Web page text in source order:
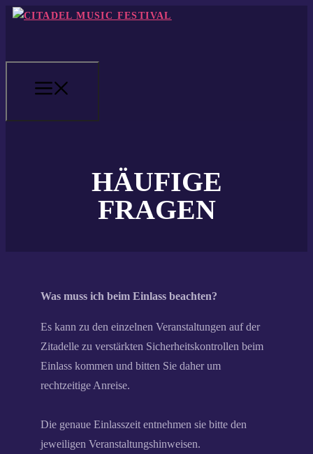
Zum
HÄUFIGE
FRAGEN
Was muss ich beim Einlass beachten?
Es kann zu den einzelnen Veranstaltungen auf der
Zitadelle zu verstärkten Sicherheitskontrollen beim
Einlass kommen und bitten Sie daher um
rechtzeitige Anreise.
Die genaue Einlasszeit entnehmen sie bitte den
jeweiligen Veranstaltungshinweisen.